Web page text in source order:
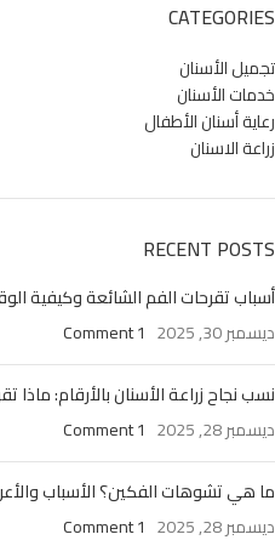
CATEGORIES
تجميل الأسنان
خدمات الأسنان
رعاية أسنان الأطفال
زراعة الاسنان
RECENT POSTS
أسباب تقرحات الفم الشائعة وكيفية
ديسمبر 30, 2025
1 Comment
نسب نجاح زراعة الأسنان بالأرقام: ماذا
ديسمبر 28, 2025
1 Comment
ما هي تشوهات الفكين؟ الأسباب
ديسمبر 28, 2025
1 Comment